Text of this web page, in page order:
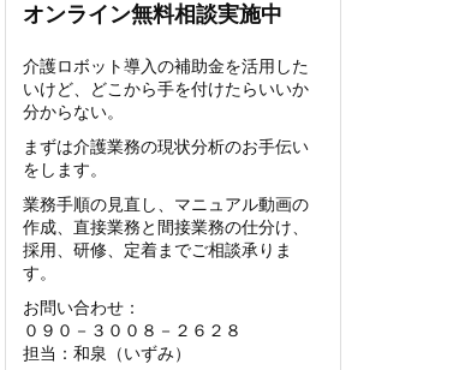
オンライン無料相談実施中
介護ロボット導入の補助金を活用した
いけど、どこから手を付けたらいいか
分からない。
まずは介護業務の現状分析のお手伝い
をします。
業務手順の見直し、マニュアル動画の
作成、直接業務と間接業務の仕分け、
採用、研修、定着までご相談承りま
す。
お問い合わせ：
０９０－３００８－２６２８
担当：和泉（いずみ）